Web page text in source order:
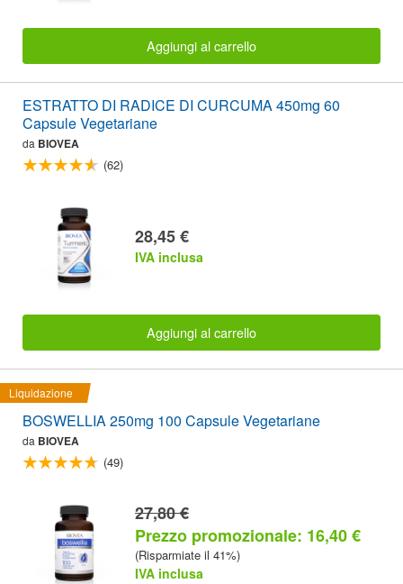
Aggiungi al carrello
ESTRATTO DI RADICE DI CURCUMA 450mg 60
Capsule Vegetariane
da BIOVEA
(62)
28,45 €
IVA inclusa
Aggiungi al carrello
Liquidazione
BOSWELLIA 250mg 100 Capsule Vegetariane
da BIOVEA
(49)
27,80 €
Prezzo promozionale: 16,40 €
(Risparmiate il 41%)
IVA inclusa